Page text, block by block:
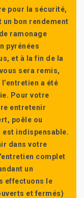
pour la sécurité,
un bon rendement
ramonage
pyrénées
et à la fin de la
sera remis,
a été
Pour votre
entretenir
poêle ou
est indispensable.
dans votre
complet
un
effectuons le
et fermés)